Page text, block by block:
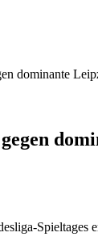
dominante